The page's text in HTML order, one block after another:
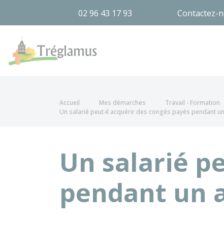
02 96 43 17 93 Contactez-
Accueil Mes démarches Travail - Formation
Un salarié peut-il acquérir des congés payés pendant
Un salarié
pendant un